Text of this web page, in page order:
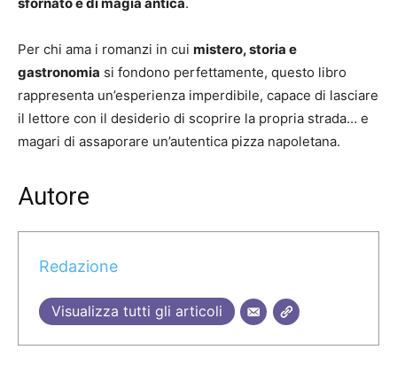
Per chi ama i romanzi in cui mistero, storia e
gastronomia si fondono perfettamente, questo libro
rappresenta un’esperienza imperdibile, capace di lasciare
il lettore con il desiderio di scoprire la propria strada… e
magari di assaporare un’autentica pizza napoletana.
Autore
Redazione
Visualizza tutti gli articoli